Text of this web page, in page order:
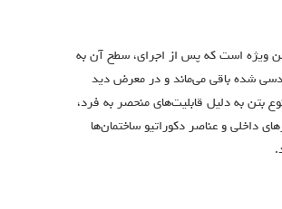
ویژه است که پس از اجرای، سطح آن به
شده باقی می‌ماند و در معرض دید
بتن به دلیل قابلیت‌های منحصر به فرد،
داخلی و عناصر دکوراتیو ساختمان‌ها